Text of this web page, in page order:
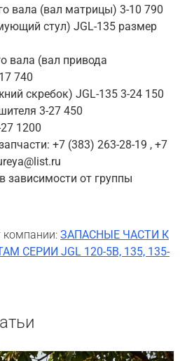
вала (вал матрицы) 3-10 790
стул) JGL-135 размер
вала (вал привода
740
скребок) JGL-135 3-24 150
3-27 450
1200
+7 (383) 263-28-19 , +7
зависимости от группы
компании: ЗАПАСНЫЕ ЧАСТИ К
СЕРИИ JGL 120-5B, 135, 135-